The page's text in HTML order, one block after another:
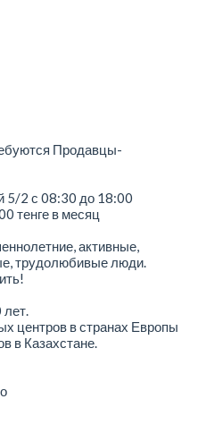
Продавцы-
5/2 с 08:30 до 18:00
тенге в месяц
активные,
трудолюбивые люди.
центров в странах Европы
в Казахстане.